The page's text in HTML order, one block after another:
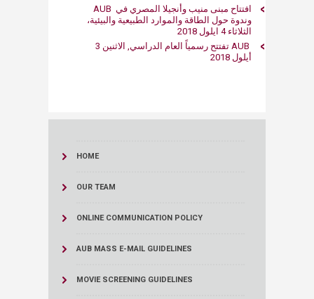
افتتاح مبنى منيب وأنجيلا المصري في AUB
وندوة حول الطاقة والموارد الطبيعية والبيئية،
الثلاثاء 4 ايلول 2018
AUB تفتتح رسمياً العام الدراسي​, الاثنين 3
أيلول 201​8
HOME
OUR TEAM
ONLINE COMMUNICATION POLICY
AUB MASS E-MAIL GUIDELINES
MOVIE SCREENING GUIDELINES